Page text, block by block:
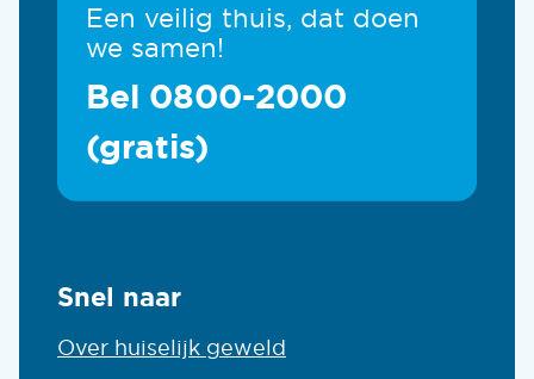
Snel naar
Over huiselijk geweld
Een veilig thuis, dat doen
we samen!
Bel 0800-2000
(gratis)